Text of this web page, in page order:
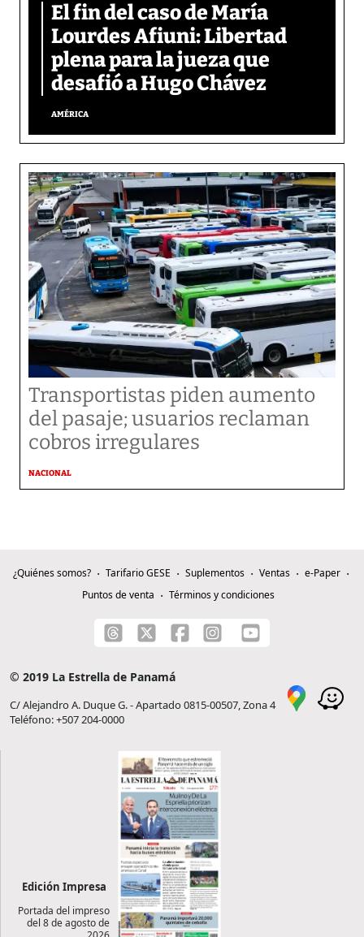
El fin del caso de María
Lourdes Afiuni: Libertad
plena para la jueza que
desafió a Hugo Chávez
AMÉRICA
Transportistas piden aumento
del pasaje; usuarios reclaman
cobros irregulares
NACIONAL
¿Quiénes somos? Tarifario GESE Suplementos Ventas
e-Paper
Puntos de venta
Términos y condiciones
© 2019 La Estrella de Panamá
C/ Alejandro A. Duque G. - Apartado 0815-00507, Zona 4
Teléfono: +507 204-0000
Edición Impresa
Portada del impreso
del 8 de agosto de